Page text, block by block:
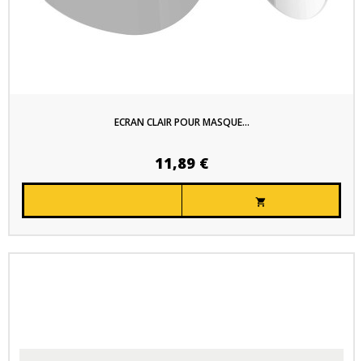
ECRAN CLAIR POUR MASQUE...
11,89 €
